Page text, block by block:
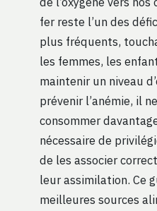
fer reste l’un des
plus fréquents,
les femmes, les
maintenir un niveau
prévenir l’anémie, il
consommer
nécessaire de
de les associer
leur assimilation. Ce
meilleures sources